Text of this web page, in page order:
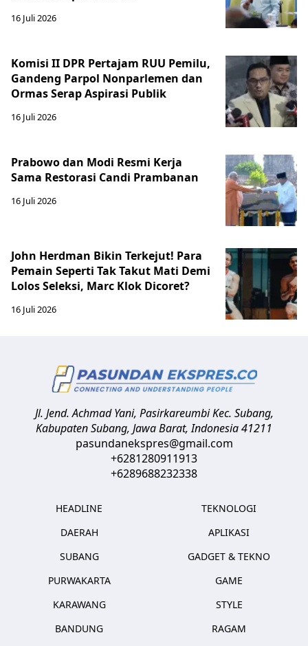
16 Juli 2026
Komisi II DPR Pertajam RUU Pemilu,
Gandeng Parpol Nonparlemen dan
Ormas Serap Aspirasi Publik
16 Juli 2026
Prabowo dan Modi Resmi Kerja
Sama Restorasi Candi Prambanan
16 Juli 2026
John Herdman Bikin Terkejut! Para
Pemain Seperti Tak Takut Mati Demi
Lolos Seleksi, Marc Klok Dicoret?
16 Juli 2026
Jl. Jend. Achmad Yani, Pasirkareumbi Kec. Subang,
Kabupaten Subang, Jawa Barat,Indonesia41211
pasundanekspres@gmail.com
+6281280911913
+6289688232338
HEADLINE
DAERAH
SUBANG
PURWAKARTA
KARAWANG
BANDUNG
TEKNOLOGI
APLIKASI
GADGET & TEKNO
GAME
STYLE
RAGAM